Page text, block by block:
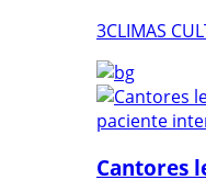
3CLIMAS
Cantores